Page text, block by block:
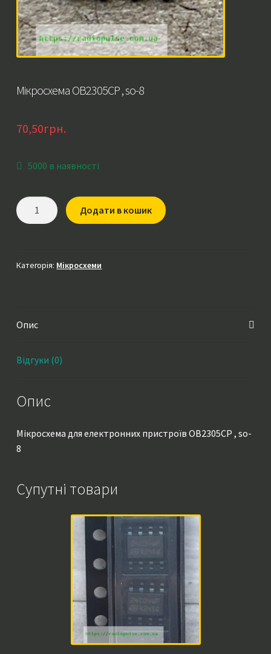
Мікросхема OB2305CP , so-8
70,50грн.
5000 в наявності
Мікросхема
OB2305CP
8
Додати в кошик
Категорія: Мікросхеми
Опис
Відгуки (0)
Опис
Мікросхема для електронних пристроїв OB2305CP , so-
8
Супутні товари